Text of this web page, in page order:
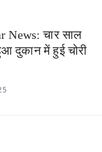
News: चार साल
दुकान में हुई चोरी